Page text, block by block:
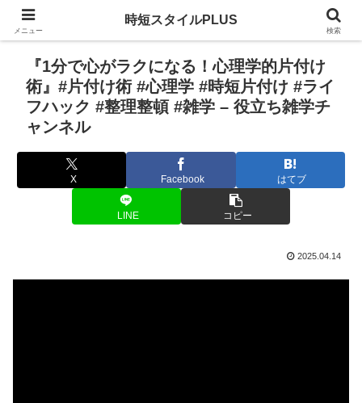
『1分で心がラクになる！心理学的片付け
術』#片付け術 #心理学 #時短片付け #ライ
フハック #整理整頓 #雑学 – 役立ち雑学チ
ャンネル
X Facebook はてブ
LINE コピー
2025.04.14
メニュー
時短スタイルPLUS
検索